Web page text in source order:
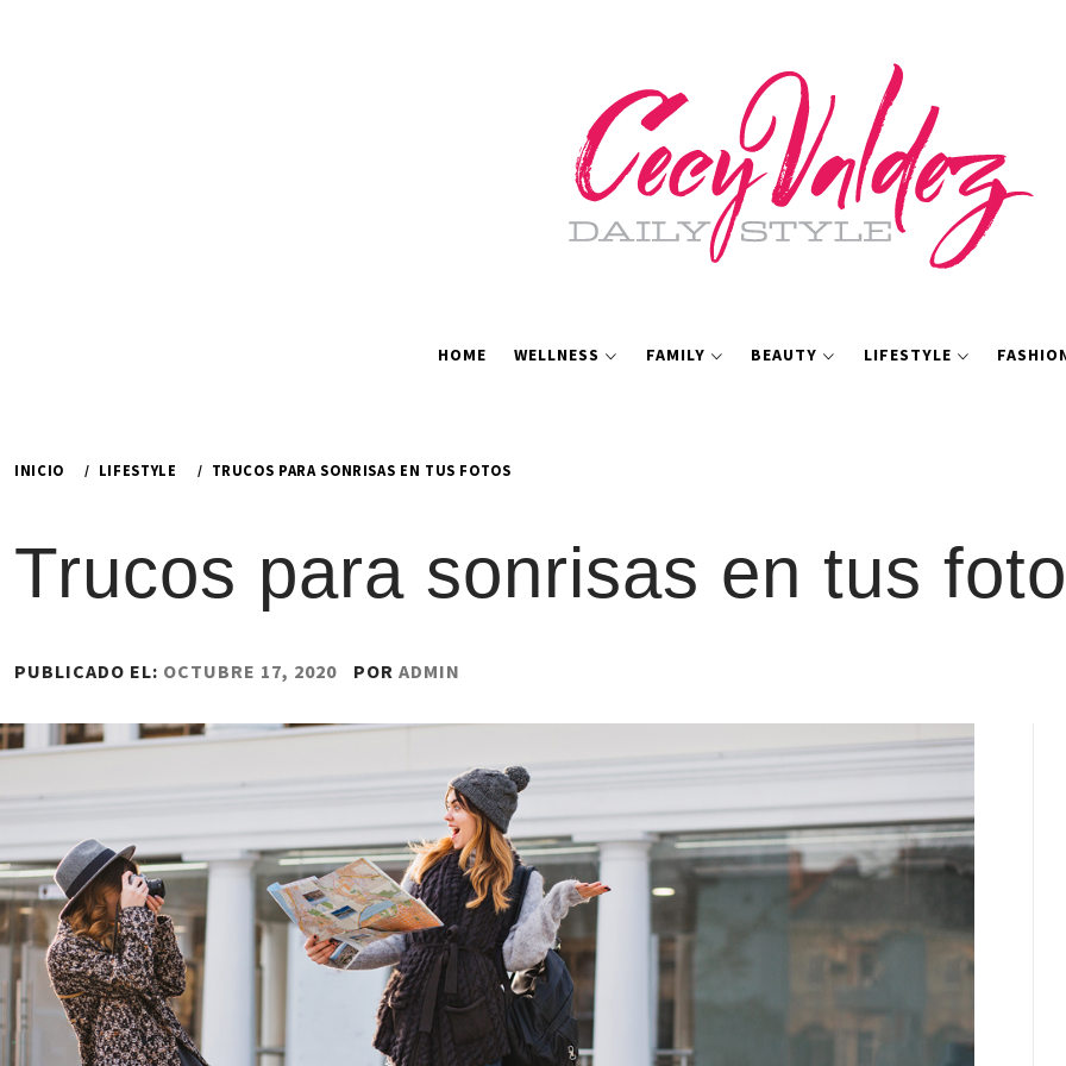
HOME WELLNESS FAMILY BEAUTY LIFESTYLE
INICIO LIFESTYLE TRUCOS PARA SONRISAS EN TUS FOTOS
Trucos para sonrisas en tus
PUBLICADO EL: OCTUBRE 17, 2020 POR ADMIN